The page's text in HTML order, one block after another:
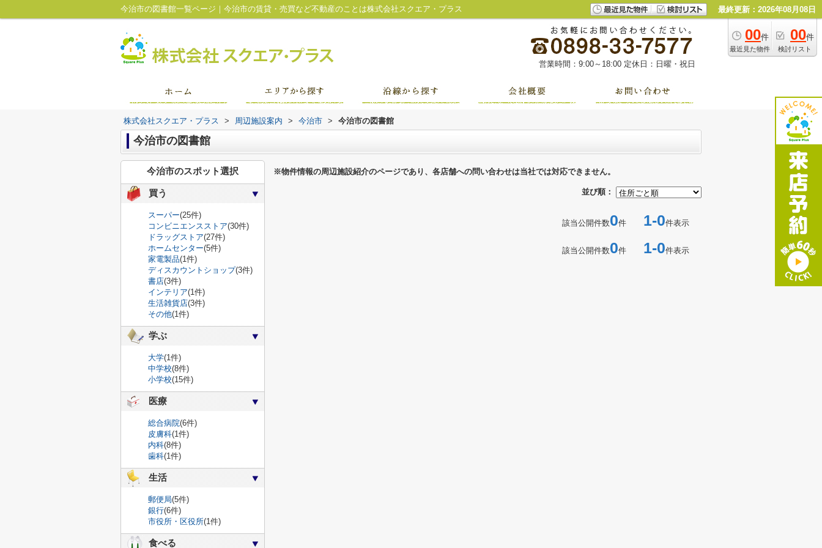
今治市の図書館一覧ページ｜今治市の賃貸・売買など不動産のことは株式会社スクエア・プラス 最終更新：2026年08月08日
00件
最近見た物件
00件
検討リスト
営業時間：9:00～18:00 定休日：日曜・祝日
株式会社スクエア・プラス > 周辺施設案内 > 今治市 > 今治市の図書館
今治市の図書館
※物件情報の周辺施設紹介のページであり、各店舗への問い合わせは当社では対応できません。
並び順：
該当公開件数0件 1-0件表示
該当公開件数0件 1-0件表示
今治市のスポット選択
買う
スーパー(25件)
コンビニエンスストア(30件)
ドラッグストア(27件)
ホームセンター(5件)
家電製品(1件)
ディスカウントショップ(3件)
書店(3件)
インテリア(1件)
生活雑貨店(3件)
その他(1件)
学ぶ
大学(1件)
中学校(8件)
小学校(15件)
医療
総合病院(6件)
皮膚科(1件)
内科(8件)
歯科(1件)
生活
郵便局(5件)
銀行(6件)
市役所・区役所(1件)
食べる